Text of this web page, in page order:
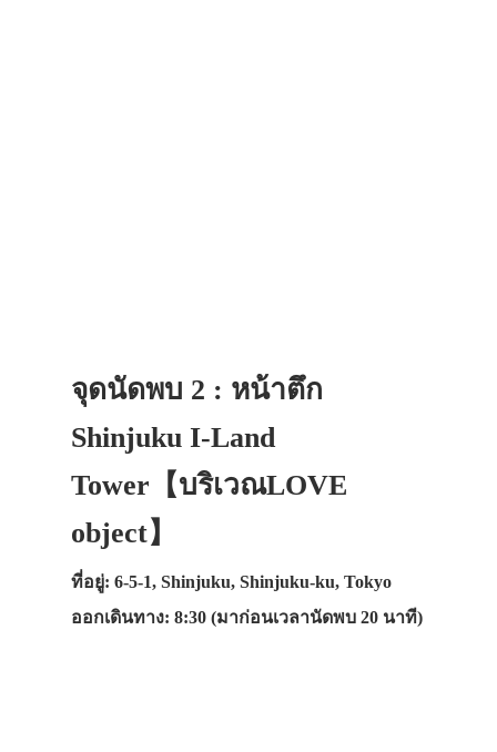
จุดนัดพบ 2 : หน้าตึก
Shinjuku I-Land
Tower【บริเวณLOVE
object】
ที่อยู่: 6-5-1, Shinjuku, Shinjuku-ku, Tokyo
ออกเดินทาง: 8:30 (มาก่อนเวลานัดพบ 20 นาที)